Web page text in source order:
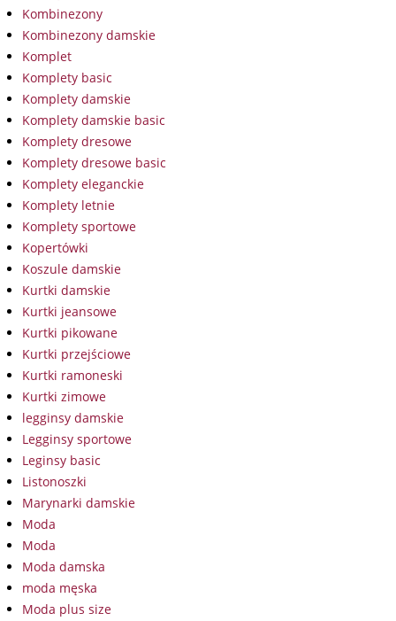
Kombinezony
Kombinezony damskie
Komplet
Komplety basic
Komplety damskie
Komplety damskie basic
Komplety dresowe
Komplety dresowe basic
Komplety eleganckie
Komplety letnie
Komplety sportowe
Kopertówki
Koszule damskie
Kurtki damskie
Kurtki jeansowe
Kurtki pikowane
Kurtki przejściowe
Kurtki ramoneski
Kurtki zimowe
legginsy damskie
Legginsy sportowe
Leginsy basic
Listonoszki
Marynarki damskie
Moda
Moda
Moda damska
moda męska
Moda plus size